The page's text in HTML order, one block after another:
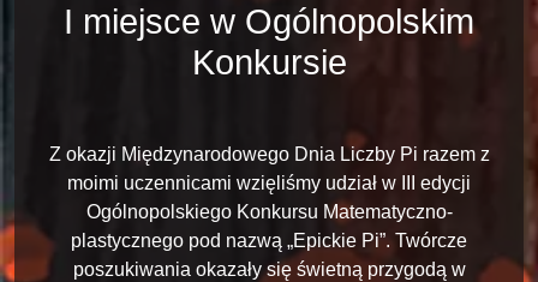
I miejsce w Ogólnopolskim
Konkursie
Z okazji Międzynarodowego Dnia Liczby Pi razem z
moimi uczennicami wzięliśmy udział w III edycji
Ogólnopolskiego Konkursu Matematyczno-
plastycznego pod nazwą „Epickie Pi”. Twórcze
poszukiwania okazały się świetną przygodą w